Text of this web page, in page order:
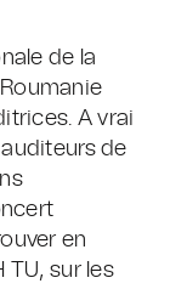
de la
A vrai
de
en
TU, sur les